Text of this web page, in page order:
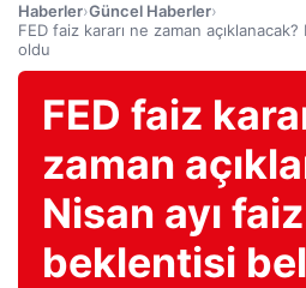
Haberler›Güncel Haberler›
FED faiz kararı ne zaman
oldu
FED faiz
zaman
Nisan ayı faiz
beklentisi